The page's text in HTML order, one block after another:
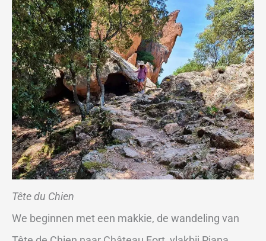
Tête du Chien
We beginnen met een makkie, de wandeling van